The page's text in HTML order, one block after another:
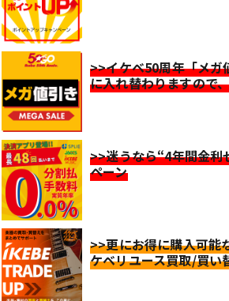
>>イケベ50周年「メガ
に入れ替わりますので
>>迷うなら“4年間金利
ペーン
>>更にお得に購入可能
ケベリユース買取/買い